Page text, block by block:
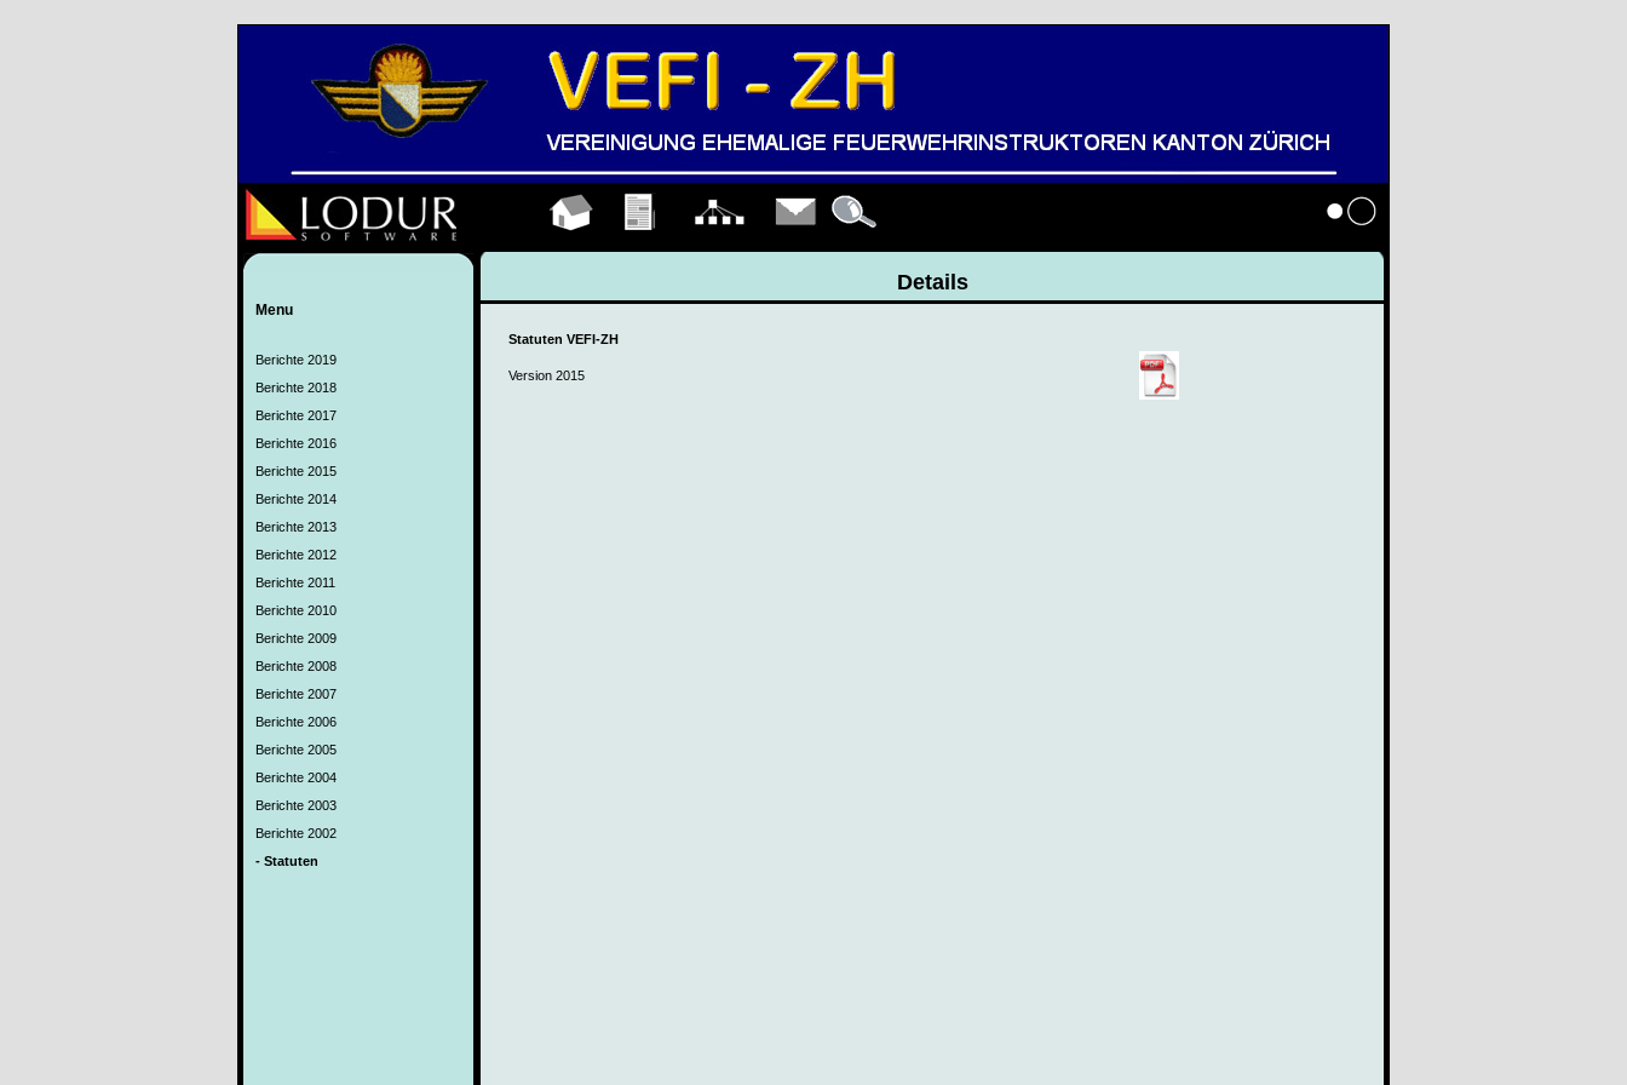
Menu
Berichte 2019
Berichte 2018
Berichte 2017
Berichte 2016
Berichte 2015
Berichte 2014
Berichte 2013
Berichte 2012
Berichte 2011
Berichte 2010
Berichte 2009
Berichte 2008
Berichte 2007
Berichte 2006
Berichte 2005
Berichte 2004
Berichte 2003
Berichte 2002
- Statuten
Details
Statuten VEFI-ZH
Version 2015